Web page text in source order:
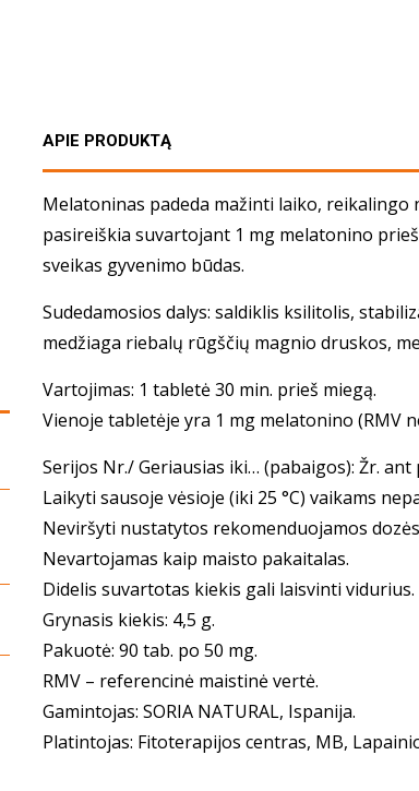
APIE PRODUKTĄ
Melatoninas padeda mažinti laiko,
pasireiškia suvartojant 1 mg melatonino
sveikas gyvenimo būdas.
Sudedamosios dalys: saldiklis ksilitolis,
medžiaga riebalų rūgščių magnio druskos,
Vartojimas: 1 tabletė 30 min. prieš miegą.
Vie­noje tabletėje yra 1 mg melatonino (RMV
Serijos Nr./ Ge­riau­sias iki… (pa­bai­gos): Žr.
Laikyti sausoje vėsioje (iki 25 °C) vaikams
Neviršyti nusta­ty­tos reko­men­duo­ja­mos
Ne­var­to­ja­mas kaip mais­to pa­kai­talas.
Didelis suvartotas kiekis gali laisvinti vidurius.
Grynasis kiekis: 4,5 g.
Pakuotė: 90 tab. po 50 mg.
RMV – referencinė maistinė ver­tė.
Ga­min­tojas: SORIA NATURAL, Ispa­ni­ja.
Pla­tintojas: Fitoterapijos centras, MB,